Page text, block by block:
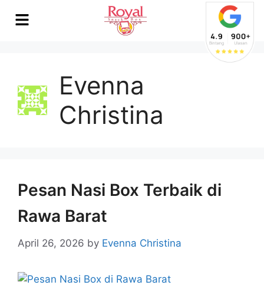
Evenna
Christina
Pesan Nasi Box Terbaik di
Rawa Barat
April 26, 2026 by Evenna Christina